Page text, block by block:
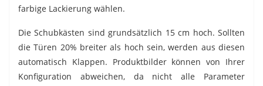
farbige Lackierung wählen.
Die Schubkästen sind grundsätzlich 15 cm hoch. Sollten
die Türen 20% breiter als hoch sein, werden aus diesen
automatisch Klappen. Produktbilder können von Ihrer
Konfiguration abweichen, da nicht alle Parameter